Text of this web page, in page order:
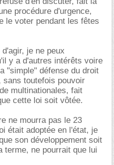
procédure d'urgence,
le voter pendant les fêtes
je ne peux
y a d'autres intérêts voire
"simple" défense du droit
sans toutefois pouvoir
multinationales, fait
cette loi soit vôtée.
ne mourra pas le 23
était adoptée en l'état, je
son développement soit
terme, ne pourrait que lui